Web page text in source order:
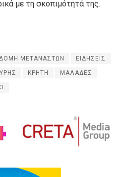
με τη σκοπιμότητά της.
ΜΕΤΑΝΑΣΤΩΝ ΕΙΔΗΣΕΙΣ
ΚΡΗΤΗ ΜΑΛΑΔΕΣ